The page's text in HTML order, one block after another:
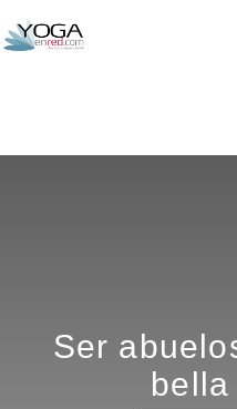
Ser
bella